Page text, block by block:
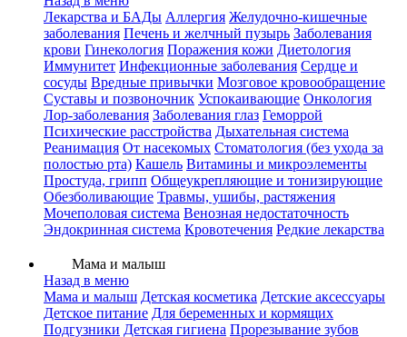
Лекарства и БАДы Аллергия Желудочно-кишечные
заболевания Печень и желчный пузырь Заболевания
крови Гинекология Поражения кожи Диетология
Иммунитет Инфекционные заболевания Сердце и
сосуды Вредные привычки Мозговое кровообращение
Суставы и позвоночник Успокаивающие Онкология
Лор-заболевания Заболевания глаз Геморрой
Психические расстройства Дыхательная система
Реанимация От насекомых Стоматология (без ухода за
полостью рта) Кашель Витамины и микроэлементы
Простуда, грипп Общеукрепляющие и тонизирующие
Обезболивающие Травмы, ушибы, растяжения
Мочеполовая система Венозная недостаточность
Эндокринная система Кровотечения Редкие лекарства
Мама и малыш
Назад в меню
Мама и малыш Детская косметика Детские аксессуары
Детское питание Для беременных и кормящих
Подгузники Детская гигиена Прорезывание зубов